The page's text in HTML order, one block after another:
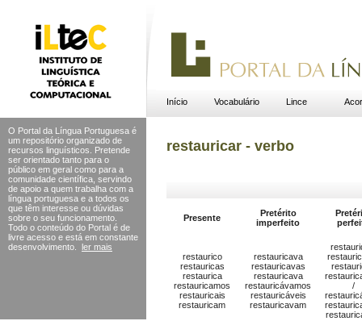
Início Vocabulário Lince
O Portal da Língua Portuguesa é
um repositório organizado de
recursos linguísticos. Pretende
ser orientado tanto para o
público em geral como para a
comunidade científica, servindo
de apoio a quem trabalha com a
língua portuguesa e a todos os
que têm interesse ou dúvidas
sobre o seu funcionamento.
Todo o conteúdo do Portal é de
livre acesso e está em constante
desenvolvimento.
ler mais
restauricar - verbo
Presente
Pretérito
imperfeito
restaurico
restauricas
restaurica
restauricamos
restauricais
restauricam
restauricava
restauricavas
restauricava
restauricávamos
restauricáveis
restauricavam
/